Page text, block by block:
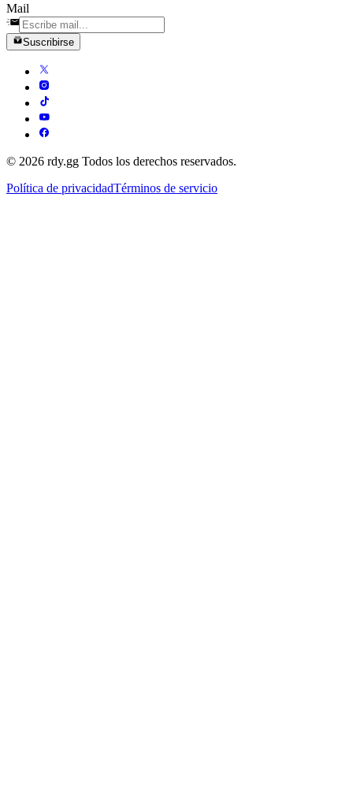
Mail
Suscribirse
© 2026 rdy.gg Todos los derechos reservados.
Política de privacidadTérminos de servicio